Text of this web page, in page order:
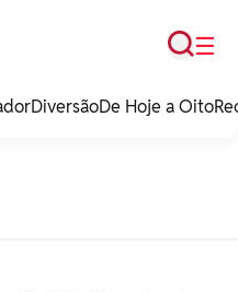
☰
Busca
DiversãoDe Hoje a Oito